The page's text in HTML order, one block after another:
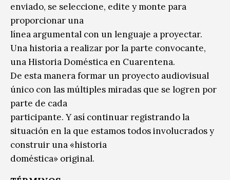
enviado, se seleccione, edite y monte para
proporcionar una
línea argumental con un lenguaje a proyectar.
Una historia a realizar por la parte convocante,
una Historia Doméstica en Cuarentena.
De esta manera formar un proyecto audiovisual
único con las múltiples miradas que se logren por
parte de cada
participante. Y así continuar registrando la
situación en la que estamos todos involucrados y
construir una «historia
doméstica» original.